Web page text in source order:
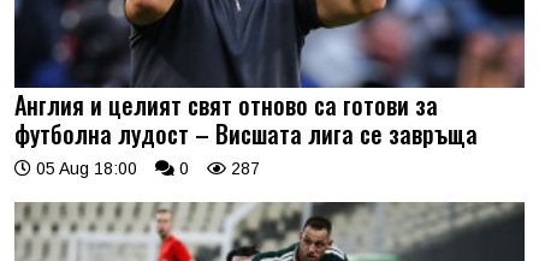
Англия и целият свят отново са готови за
футболна лудост – Висшата лига се завръща
05 Aug 18:00 0 287